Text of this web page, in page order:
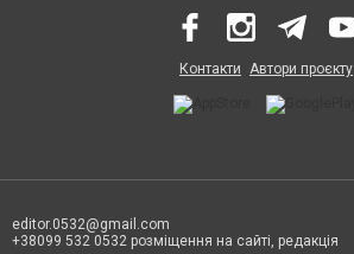
Контакти Автори проєкту
editor.0532@gmail.com
+38099 532 0532 розміщення на сайті, редакція